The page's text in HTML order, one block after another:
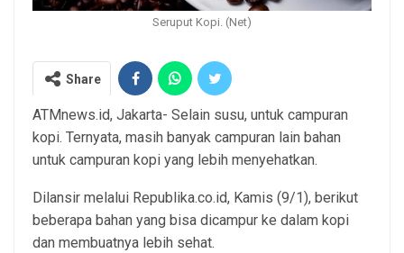
Seruput Kopi. (Net)
Share
ATMnews.id, Jakarta- Selain susu, untuk campuran
kopi. Ternyata, masih banyak campuran lain bahan
untuk campuran kopi yang lebih menyehatkan.
Dilansir melalui Republika.co.id, Kamis (9/1), berikut
beberapa bahan yang bisa dicampur ke dalam kopi
dan membuatnya lebih sehat.